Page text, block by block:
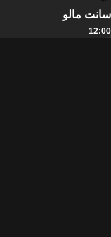
سانت مالو
12:00